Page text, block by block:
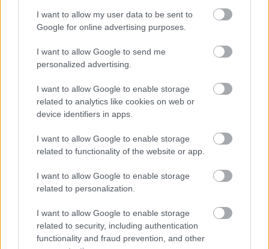
I want to allow my user data to be sent to
Google for online advertising purposes.
I want to allow Google to send me
personalized advertising.
I want to allow Google to enable storage
related to analytics like cookies on web or
device identifiers in apps.
I want to allow Google to enable storage
related to functionality of the website or app.
I want to allow Google to enable storage
related to personalization.
I want to allow Google to enable storage
related to security, including authentication
functionality and fraud prevention, and other
ΜΠΕΙΤΕ ΣΤΗ ΣΥΖΗΤΗΣΗ
Loading...
ΣΗΜΕΡΑ ΣΤΟ IATRONET.GR